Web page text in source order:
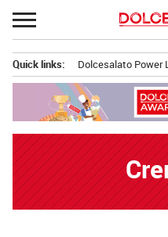
Passa
al
principale
Quick links: Dolcesalato Power